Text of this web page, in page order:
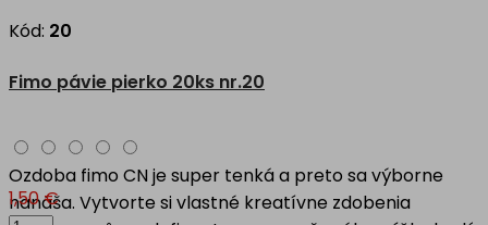
Kód: 20
Fimo pávie pierko 20ks nr.20
Ozdoba fimo CN je super tenká a preto sa výborne
nanáša. Vytvorte si vlastné kreatívne zdobenia
1,50 €